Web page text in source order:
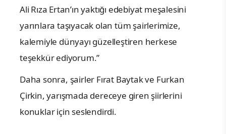
Ali Rıza Ertan’ın yaktığı edebiyat meşalesini
yarınlara taşıyacak olan tüm şairlerimize,
kalemiyle dünyayı güzelleştiren herkese
teşekkür ediyorum.”
Daha sonra, şairler Fırat Baytak ve Furkan
Çirkin, yarışmada dereceye giren şiirlerini
konuklar için seslendirdi.